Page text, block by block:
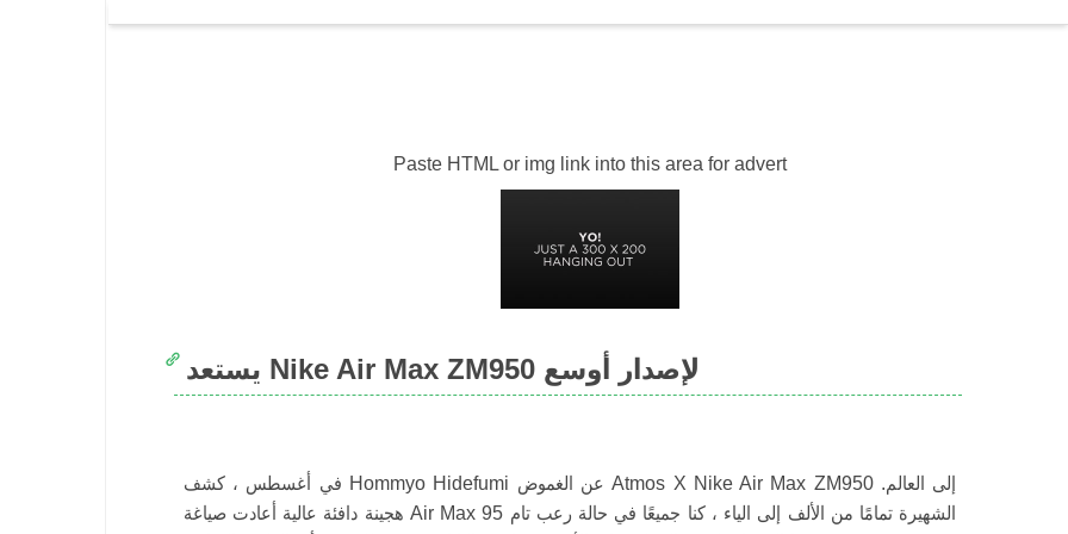
Paste HTML or img link into this area for advert
يستعد Nike Air Max ZM950 لإصدار أوسع
في أغسطس ، كشف Hommyo Hidefumi عن الغموض Atmos X Nike Air Max ZM950 إلى العالم.
هجينة دافئة عالية أعادت صياغة Air Max 95 الشهيرة تمامًا من الألف إلى الياء ، كنا جميعًا في حالة رعب تام